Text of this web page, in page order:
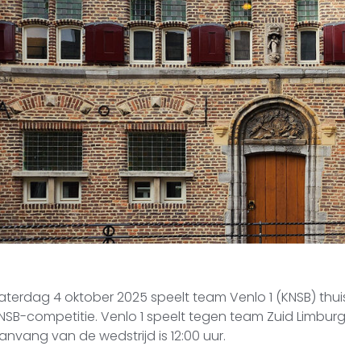
4 oktober 2025 speelt team Venlo 1 (KNSB)
competitie. Venlo 1 speelt tegen team Zuid
van de wedstrijd is 12:00 uur.